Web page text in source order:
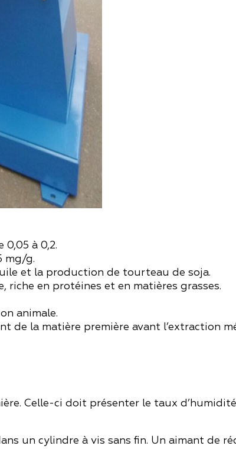
0,05 à 0,2.
mg/g.
et la production de tourteau de soja.
riche en protéines et en matières grasses.
animale.
de la matière première avant l’extraction
Celle-ci doit présenter le taux
un cylindre à vis sans fin. Un aimant de